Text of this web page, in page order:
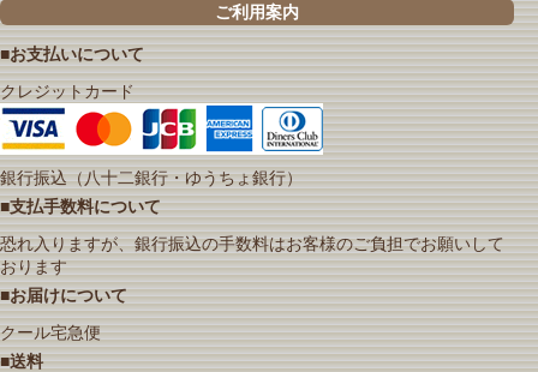
ご利用案内
■お支払いについて
クレジットカード
銀行振込（八十二銀行・ゆうちょ銀行）
■支払手数料について
恐れ入りますが、銀行振込の手数料はお客様のご負担でお願いして
おります
■お届けについて
クール宅急便
■送料